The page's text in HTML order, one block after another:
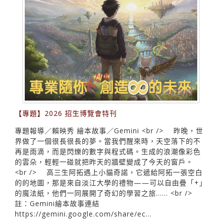
【專題】2026 招生博覽會特刊
專題報導／賴映秀 繪本故事／Gemini <br /> 昨晚，世
界做了一個很長很長的夢。當我們醒來時，天空落下的不
再是雨滴，而是閃爍的數字與程式碼。生成的浪潮像彩色
的雲朵，輕輕一碰就把昨天的牆壁變成了今天的窗戶。
<br /> 高三生阿拓遇上小貓奇諾，它遞給阿拓一張空白
的的地圖，那是來自淡江大學的禮物——可以自由疊「+」
的魔法紙，他們一同展開了奇幻的學習之旅…… <br />
註：Gemini繪本故事連結
https://gemini.google.com/share/ec...